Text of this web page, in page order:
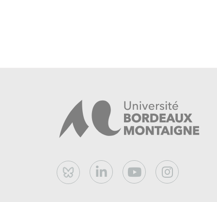
Zeller, Olivier, La Ville moderne XVIe-
urbaine
, vol. 3, Paris, Le Seuil, 2019.
Bluesky